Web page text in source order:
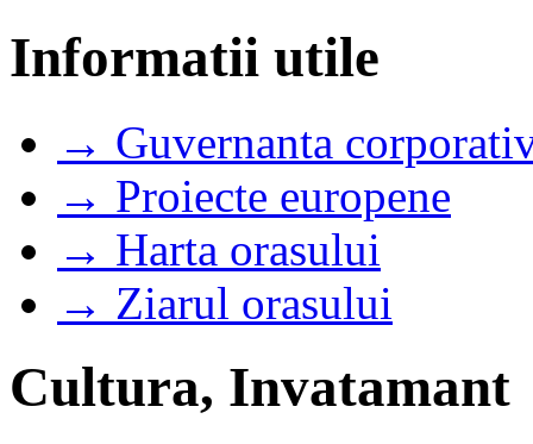
Informatii utile
→ Guvernanta
→ Proiecte europene
→ Harta orasului
→ Ziarul orasului
Cultura, Invatamant